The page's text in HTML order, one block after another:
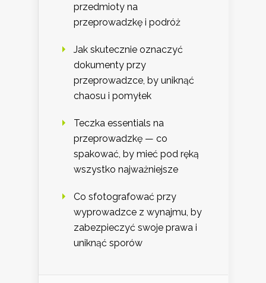
przedmioty na
przeprowadzkę i podróż
Jak skutecznie oznaczyć
dokumenty przy
przeprowadzce, by uniknąć
chaosu i pomyłek
Teczka essentials na
przeprowadzkę — co
spakować, by mieć pod ręką
wszystko najważniejsze
Co sfotografować przy
wyprowadzce z wynajmu, by
zabezpieczyć swoje prawa i
uniknąć sporów